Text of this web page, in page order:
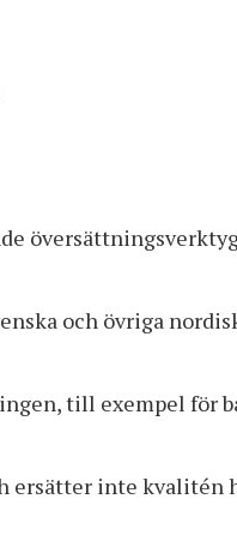
och övriga
till exempel för
ersätter inte kvalitén